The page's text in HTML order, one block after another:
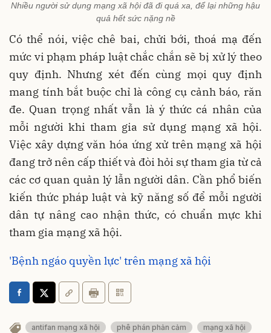
Nhiều người sử dụng mạng xã hội đã đi quá xa, để lại những hậu
quả hết sức nặng nề
Có thể nói, việc chê bai, chửi bới, thoá mạ đến
mức vi phạm pháp luật chắc chắn sẽ bị xử lý theo
quy định. Nhưng xét đến cùng mọi quy định
mang tính bắt buộc chỉ là công cụ cảnh báo, răn
đe. Quan trọng nhất vẫn là ý thức cá nhân của
mỗi người khi tham gia sử dụng mạng xã hội.
Việc xây dựng văn hóa ứng xử trên mạng xã hội
đang trở nên cấp thiết và đòi hỏi sự tham gia từ cả
các cơ quan quản lý lẫn người dân. Cần phổ biến
kiến thức pháp luật và kỹ năng số để mỗi người
dân tự nâng cao nhận thức, có chuẩn mực khi
tham gia mạng xã hội.
'Bệnh ngáo quyền lực' trên mạng xã hội
antifan mạng xã hội phê phán phản cảm mạng xã hội